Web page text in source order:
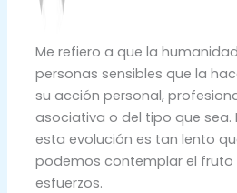
Me refiero a que la
personas sensibles que la
su acción personal,
asociativa o del tipo que sea.
esta evolución es tan lento
podemos contemplar el fruto
esfuerzos.